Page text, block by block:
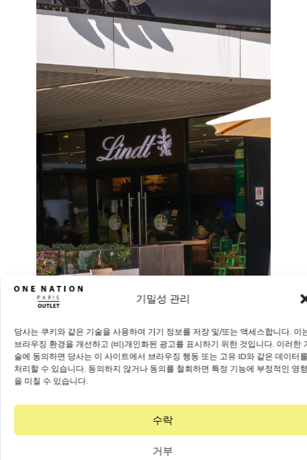
기밀성 관리
당사는 쿠키와 같은 기술을 사용하여 기기 정보를 저장 및/또는 액세스합니다. 이
브라우징 환경을 개선하고 (비)개인화된 광고를 표시하기 위한 것입니다. 이러한
술에 동의하면 당사는 이 사이트에서 브라우징 행동 또는 고유 ID와 같은 데이터를
처리할 수 있습니다. 동의하지 않거나 동의를 철회하면 특정 기능에 부정적인 영향
을 미칠 수 있습니다.
수락
거부